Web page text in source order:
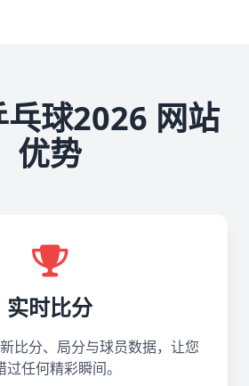
球2026 网站
优势
实时比分
比分、局分与球员数据，让您
过任何精彩瞬间。